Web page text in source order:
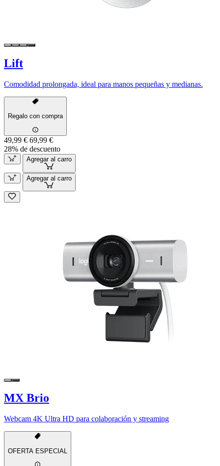
Lift
Comodidad prolongada, ideal para manos pequeñas y medianas.
Regalo con compra
49,99 € 69,99 €
28% de descuento
Agregar al carro
Agregar al carro
MX Brio
Webcam 4K Ultra HD para colaboración y streaming
OFERTA ESPECIAL